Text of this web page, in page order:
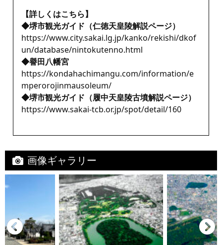
【詳しくはこちら】
◆堺市観光ガイド（仁徳天皇陵解説ページ）
https://www.city.sakai.lg.jp/kanko/rekishi/dkof
un/database/nintokutenno.html
◆譽田八幡宮
https://kondahachimangu.com/information/e
mperorojinmausoleum/
◆堺市観光ガイド（履中天皇陵古墳解説ページ）
https://www.sakai-tcb.or.jp/spot/detail/160
画像ギャラリー